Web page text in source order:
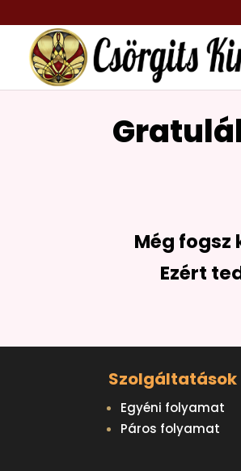
Még
Ezért
Szolgáltatások
Egyéni folyamat
Páros folyamat